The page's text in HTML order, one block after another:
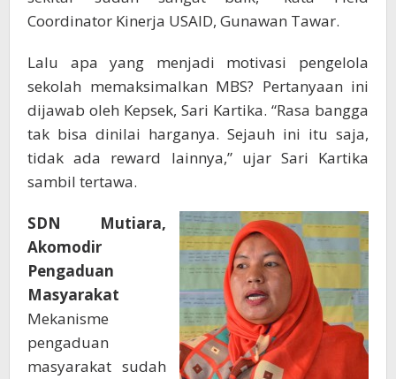
Coordinator Kinerja USAID, Gunawan Tawar.
Lalu apa yang menjadi motivasi pengelola
sekolah memaksimalkan MBS? Pertanyaan ini
dijawab oleh Kepsek, Sari Kartika. “Rasa bangga
tak bisa dinilai harganya. Sejauh ini itu saja,
tidak ada reward lainnya,” ujar Sari Kartika
sambil tertawa.
SDN Mutiara,
Akomodir
Pengaduan
Masyarakat
Mekanisme
pengaduan
masyarakat sudah